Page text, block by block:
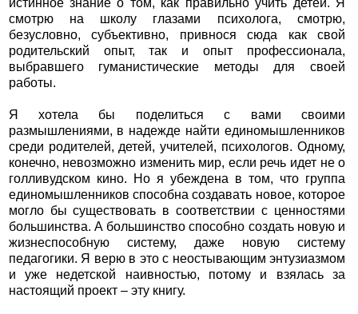
истинное знание о том, как правильно учить детей. Я
смотрю на школу глазами психолога, смотрю,
безусловно, субъективно, привнося сюда как свой
родительский опыт, так и опыт профессионала,
выбравшего гуманистические методы для своей
работы.
Я хотела бы поделиться с вами своими
размышлениями, в надежде найти единомышленников
среди родителей, детей, учителей, психологов. Одному,
конечно, невозможно изменить мир, если речь идет не о
голливудском кино. Но я убеждена в том, что группа
единомышленников способна создавать новое, которое
могло бы существовать в соответствии с ценностями
большинства. А большинство способно создать новую и
жизнеспособную систему, даже новую систему
педагогики. Я верю в это с неостывающим энтузиазмом
и уже недетской наивностью, потому и взялась за
настоящий проект – эту книгу.